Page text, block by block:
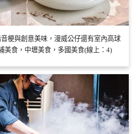
梗與創意美味，漫威公仔還有室內高球
美食，中壢美食，多國美食(線上：4)